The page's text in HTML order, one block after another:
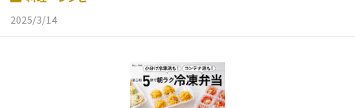
2025/3/14